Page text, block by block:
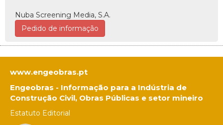
Nuba Screening Media, S.A.
Pedido de informação
www.engeobras.pt
Engeobras - Informação para a Indústria de
Construção Civil, Obras Públicas e setor mineiro
Estatuto Editorial